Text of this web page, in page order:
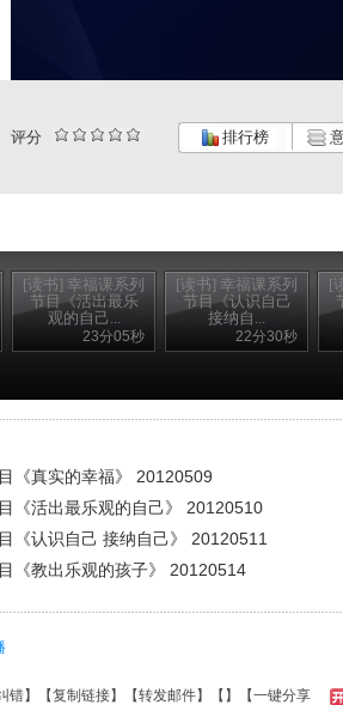
评分 排行榜
[读书] 幸福课系列
节目《活出最乐
观的自己...
23分05秒
[读书] 幸福课系列
节目《认识自己
接纳自...
22分30秒
[
《真实的幸福》 20120509
《活出最乐观的自己》 20120510
《认识自己 接纳自己》 20120511
《教出乐观的孩子》 20120514
错】【复制链接】【转发邮件】【 】 【一键分享